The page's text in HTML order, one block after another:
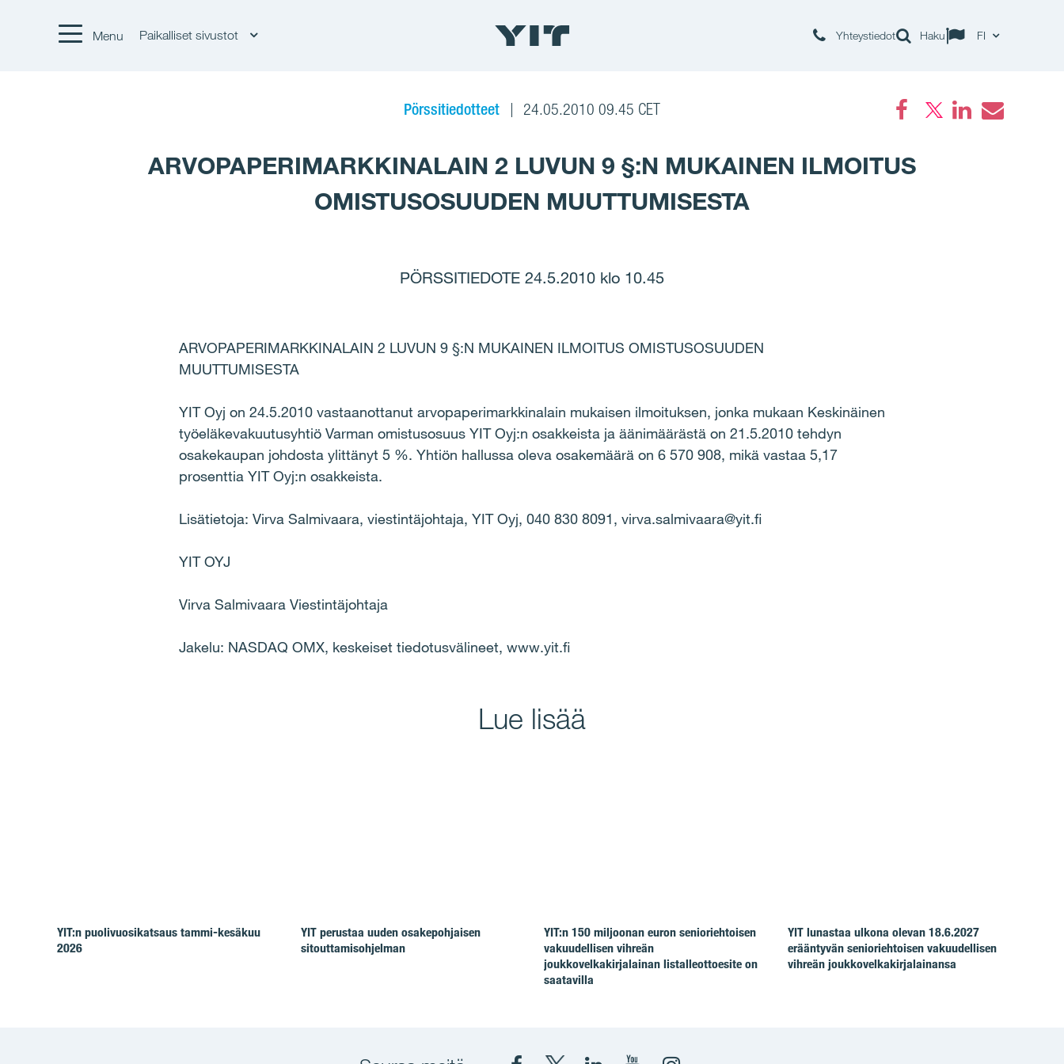
Menu Paikalliset sivustot Yhteystiedot Haku FI
Pörssitiedotteet 24.05.2010 09.45 CET
ARVOPAPERIMARKKINALAIN 2 LUVUN 9 §:N MUKAINEN ILMOITUS
OMISTUSOSUUDEN MUUTTUMISESTA
PÖRSSITIEDOTE 24.5.2010 klo 10.45
ARVOPAPERIMARKKINALAIN 2 LUVUN 9 §:N MUKAINEN ILMOITUS OMISTUSOSUUDEN
MUUTTUMISESTA
YIT Oyj on 24.5.2010 vastaanottanut arvopaperimarkkinalain mukaisen ilmoituksen, jonka mukaan Keskinäinen
työeläkevakuutusyhtiö Varman omistusosuus YIT Oyj:n osakkeista ja äänimäärästä on 21.5.2010 tehdyn
osakekaupan johdosta ylittänyt 5 %. Yhtiön hallussa oleva osakemäärä on 6 570 908, mikä vastaa 5,17
prosenttia YIT Oyj:n osakkeista.
Lisätietoja: Virva Salmivaara, viestintäjohtaja, YIT Oyj, 040 830 8091, virva.salmivaara@yit.fi
YIT OYJ
Virva Salmivaara Viestintäjohtaja
Jakelu: NASDAQ OMX, keskeiset tiedotusvälineet, www.yit.fi
Lue lisää
YIT:n puolivuosikatsaus tammi-kesäkuu
2026
YIT perustaa uuden osakepohjaisen
sitouttamisohjelman
YIT:n 150 miljoonan euron senioriehtoisen
vakuudellisen vihreän
joukkovelkakirjalainan listalleottoesite on
saatavilla
YIT lunastaa ulkona olevan 18.6.2027
erääntyvän senioriehtoisen vakuudellisen
vihreän joukkovelkakirjalainansa